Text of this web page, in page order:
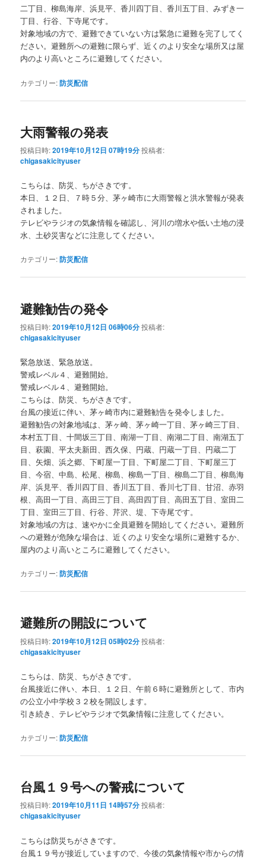
二丁目、柳島海岸、浜見平、香川四丁目、香川五丁目、みずき一
丁目、行谷、下寺尾です。
対象地域の方で、避難できていない方は緊急に避難を完了してく
ださい。避難所への避難に限らず、近くのより安全な場所又は屋
内のより高いところに避難してください。
カテゴリー:防災配信
大雨警報の発表
投稿日時:2019年10月12日 07時19分投稿者:
chigasakicityuser
こちらは、防災、ちがさきです。
本日、１２日、７時５分、茅ヶ崎市に大雨警報と洪水警報が発表
されました。
テレビやラジオの気象情報を確認し、河川の増水や低い土地の浸
水、土砂災害などに注意してください。
カテゴリー:防災配信
避難勧告の発令
投稿日時:2019年10月12日 06時06分投稿者:
chigasakicityuser
緊急放送、緊急放送。
警戒レベル４、避難開始。
警戒レベル４、避難開始。
こちらは、防災、ちがさきです。
台風の接近に伴い、茅ヶ崎市内に避難勧告を発令しました。
避難勧告の対象地域は、茅ヶ崎、茅ヶ崎一丁目、茅ヶ崎三丁目、
本村五丁目、十間坂三丁目、南湖一丁目、南湖二丁目、南湖五丁
目、萩園、平太夫新田、西久保、円蔵、円蔵一丁目、円蔵二丁
目、矢畑、浜之郷、下町屋一丁目、下町屋二丁目、下町屋三丁
目、今宿、中島、松尾、柳島、柳島一丁目、柳島二丁目、柳島海
岸、浜見平、香川四丁目、香川五丁目、香川七丁目、甘沼、赤羽
根、高田一丁目、高田三丁目、高田四丁目、高田五丁目、室田二
丁目、室田三丁目、行谷、芹沢、堤、下寺尾です。
対象地域の方は、速やかに全員避難を開始してください。避難所
への避難が危険な場合は、近くのより安全な場所に避難するか、
屋内のより高いところに避難してください。
カテゴリー:防災配信
避難所の開設について
投稿日時:2019年10月12日 05時02分投稿者:
chigasakicityuser
こちらは、防災、ちがさきです。
台風接近に伴い、本日、１２日、午前６時に避難所として、市内
の公立小中学校３２校を開設します。
引き続き、テレビやラジオで気象情報に注意してください。
カテゴリー:防災配信
台風１９号への警戒について
投稿日時:2019年10月11日 14時57分投稿者:
chigasakicityuser
こちらは防災ちがさきです。
台風１９号が接近していますので、今後の気象情報や市からの情